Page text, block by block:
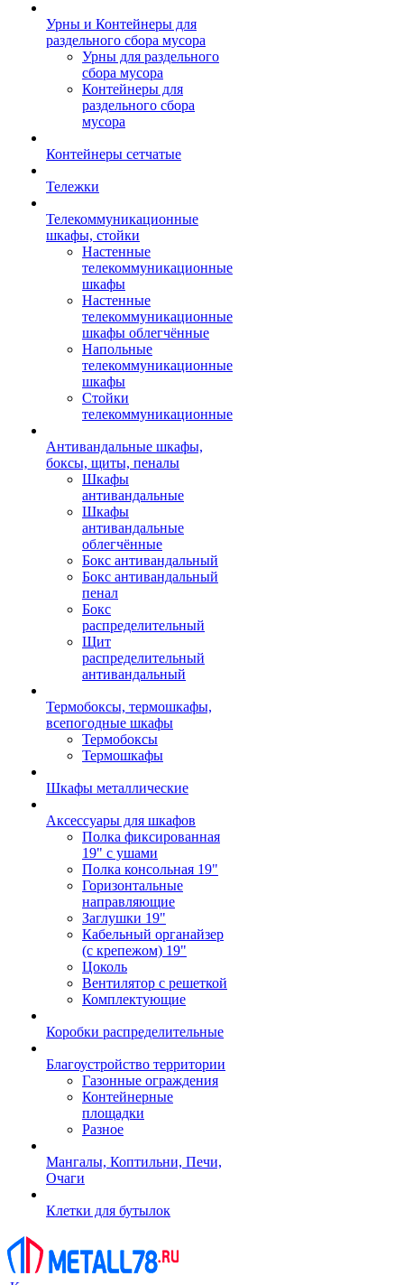
Урны и Контейнеры для
раздельного сбора мусора
Урны для раздельного
сбора мусора
Контейнеры для
раздельного сбора
мусора
Контейнеры сетчатые
Тележки
Телекоммуникационные
шкафы, стойки
Настенные
телекоммуникационные
шкафы
Настенные
телекоммуникационные
шкафы облегчённые
Напольные
телекоммуникационные
шкафы
Стойки
телекоммуникационные
Антивандальные шкафы,
боксы, щиты, пеналы
Шкафы
антивандальные
Шкафы
антивандальные
облегчённые
Бокс антивандальный
Бокс антивандальный
пенал
Бокс
распределительный
Щит
распределительный
антивандальный
Термобоксы, термошкафы,
всепогодные шкафы
Термобоксы
Термошкафы
Шкафы металлические
Аксессуары для шкафов
Полка фиксированная
19" с ушами
Полка консольная 19"
Горизонтальные
направляющие
Заглушки 19"
Кабельный органайзер
(с крепежом) 19"
Цоколь
Вентилятор с решеткой
Комплектующие
Коробки распределительные
Благоустройство территории
Газонные ограждения
Контейнерные
площадки
Разное
Мангалы, Коптильни, Печи,
Очаги
Клетки для бутылок